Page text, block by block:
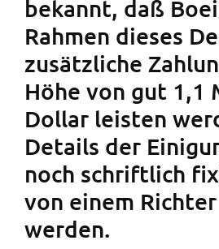
bekannt, daß
Rahmen dieses
zusätzliche
Höhe von gut 1,1
Dollar leisten
Details der
noch schriftlich
von einem
werden.